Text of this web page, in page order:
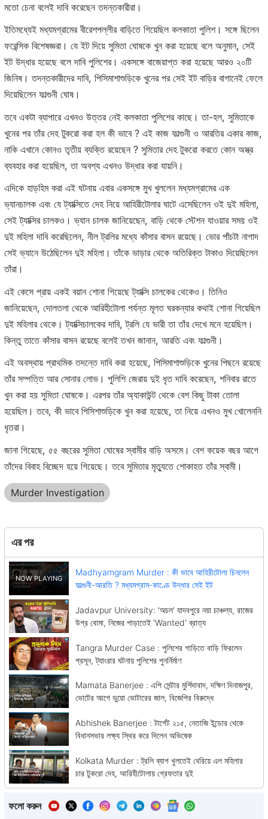
মতো চেনা বলেই দাবি করেছেন তদন্তকারীরা।
ইতিমধ্যেই মধ্যমগ্রামের বীরেশপল্লীর বাড়িতে গিয়েছিল কলকাতা পুলিশ। সঙ্গে ছিলেন
ফরেন্সিক বিশেষজ্ঞরা। যে ইট দিয়ে সুমিতা ঘোষকে খুন করা হয়েছে বলে অনুমান, সেই
ইট উদ্ধার হয়েছে বলে দাবি পুলিশের। একসঙ্গে বাজেয়াপ্ত করা হয়েছে আরও ২০টি
জিনিষ। তদন্তকারীদের দাবি, পিসিমাশাশুড়িকে খুনের পর সেই ইট বাড়ির বাগানেই ফেলে
দিয়েছিলেন ফাল্গুনী ঘোষ।
তবে একটা ব্যাপারে এখনও উত্তর নেই কলকাতা পুলিশের কাছে। তা-হল, সুমিতাকে
খুনের পর তাঁর দেহ টুকরো করা হল কী ভাবে ? এই কাজ ফাল্গুনী ও আরতির একার কাজ,
নাকি এখানে কোনও তৃতীয় ব্যক্তি রয়েছেন ? সুমিতার দেহ টুকরো করতে কোন অস্ত্র
ব্যবহার করা হয়েছিল, তা অবশ্য এখনও উদ্ধার করা যায়নি।
এদিকে হাড়হিম করা এই ঘটনায় এবার একসঙ্গে মুখ খুললেন মধ্যমগ্রামের এক
ভ্যানচালক এবং যে ট্যাক্সিতে দেহ নিয়ে আহিরীটোলার ঘাটে এসেছিলেন ওই দুই মহিলা,
সেই ট্যাক্সির চালকও। ভ্যান চালক জানিয়েছেন, বাড়ি থেকে স্টেশন যাওয়ার সময় ওই
দুই মহিলা দাবি করেছিলেন, নীল ট্রলির মধ্যে কাঁসার বাসন রয়েছে। ভোর পাঁচটা নাগাদ
সেই ভ্যানে উঠেছিলেন দুই মহিলা। তাঁকে ভাড়ার থেকে অতিরিক্ত টাকাও দিয়েছিলেন
তাঁরা।
এই কেসে প্রায় একই বয়ান শোনা গিয়েছে ট্যাক্সি চালকের থেকেও। তিনিও
জানিয়েছেন, দোলতলা থেকে আরিহীটোলা পর্যন্ত মূলত ঘরকন্যার কথাই শোনা গিয়েছিল
দুই মহিলার থেকে। ট্যাক্সিচালকের দাবি, ট্রলি যে ভারী তা তাঁর দেখে মনে হয়েছিল।
কিন্তু তাতে কাঁসার বাসন রয়েছে বলেই তখন জানান, আরতি এবং ফাল্গুনী।
এই অবস্থায় প্রাথমিক তদন্তে দাবি করা হয়েছে, পিসিমাশাশুড়িকে খুনের পিছনে রয়েছে
তাঁর সম্পত্তি আর সোনার লোভ। পুলিশি জেরায় দুই ধৃত দাবি করেছেন, শনিবার রাতে
খুন করা হয় সুমিতা ঘোষকে। এরপর তাঁর অ্যাকাউন্ট থেকে বেশ কিছু টাকা তোলা
হয়েছিল। তবে, কী ভাবে পিসিশাশুড়িকে খুন করা হয়েছে, তা নিয়ে এখনও মুখ খোলেননি
ধৃতরা।
জানা গিয়েছে, ৫৫ বছরের সুমিতা ঘোষের স্বামীর বাড়ি অসমে। বেশ কয়েক বছর আগে
তাঁদের বিবাহ বিচ্ছেদ হয়ে গিয়েছে। তবে সুমিতার মৃত্যুতে শোকাহত তাঁর স্বামী।
Murder Investigation
এর পর
Madhyamgram Murder : কী ভাবে আহিরীটোলা চিনলেন
ফাল্গুনী-আরতি ? মধ্যমগ্রাম-কাণ্ডে উদ্ধার সেই ইট
Jadavpur University: 'অচল' যাদবপুরে নয়া চাঞ্চল্য, রাজের
উগ্র বোমা, নিজের পাড়াতেই 'Wanted' ব্রাত্য
Tangra Murder Case : পুলিশের গাড়িতে বাড়ি ফিরলেন
প্রসূন, ট্যাংরার ঘটনায় পুলিশের পুনর্নির্মাণ
Mamata Banerjee : এপি সেন্টার মুর্শিদাবাদ, দক্ষিণ দিনাজপুর,
ভোটের আগে ভুয়ো ভোটারের জাল, বিজেপির বিরুদ্ধে
Abhishek Banerjee : টার্গেট ২১৫, নেতাজি ইন্ডোর থেকে
বিধানসভার লক্ষ্য স্থির করে দিলেন অভিষেক
Kolkata Murder : ট্রলি ব্যাগ খুলতেই বেরিয়ে এল মহিলার
চার টুকরো দেহ, আরিহীটোলায় গ্রেফতার দুই
ফলো করুন